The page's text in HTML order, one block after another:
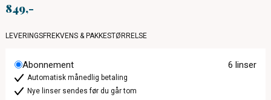
849
LEVERINGSFREKVENS & PAKKESTØRRELSE
Abonnement 6 linser
Automatisk månedlig betaling
Nye linser sendes før du går tom